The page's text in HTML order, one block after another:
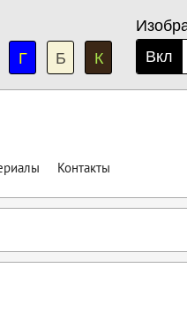
Г Б К
Вкл
Контакты